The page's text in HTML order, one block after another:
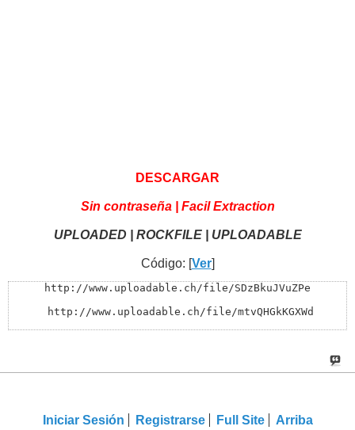
DESCARGAR
Sin contraseña | Facil Extraction
UPLOADED | ROCKFILE | UPLOADABLE
Código: [Ver]
http://www.uploadable.ch/file/SDzBkuJVuZPe
http://www.uploadable.ch/file/mtvQHGkKGXWd
http://rockfile.eu/w2gypye1mycv.html
Iniciar Sesión Registrarse Full Site Arriba